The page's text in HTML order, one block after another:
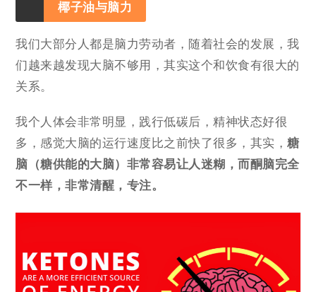
椰子油与脑力
我们大部分人都是脑力劳动者，随着社会的发展，我
们越来越发现大脑不够用，其实这个和饮食有很大的
关系。
我个人体会非常明显，践行低碳后，精神状态好很
多，感觉大脑的运行速度比之前快了很多，其实，糖
脑（糖供能的大脑）非常容易让人迷糊，而酮脑完全
不一样，非常清醒，专注。